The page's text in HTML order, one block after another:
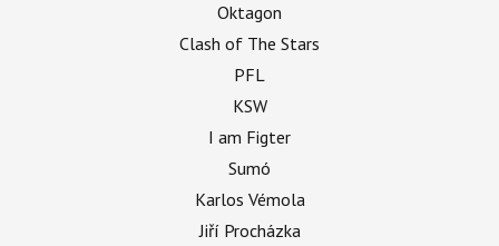
Oktagon
Clash of The Stars
PFL
KSW
I am Figter
Sumó
Karlos Vémola
Jiří Procházka